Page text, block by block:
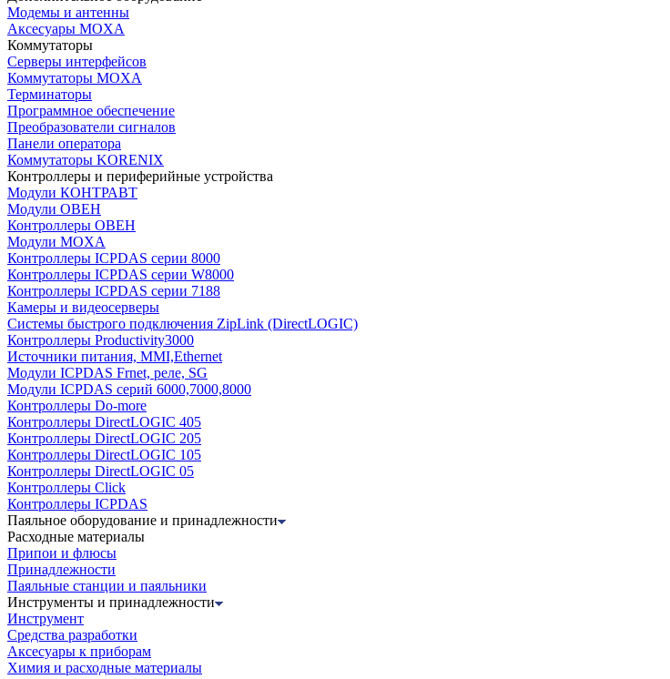
Модемы и антенны
Аксесуары MOXA
Коммутаторы
Серверы интерфейсов
Коммутаторы MOXA
Терминаторы
Программное обеспечение
Преобразователи сигналов
Панели оператора
Коммутаторы KORENIX
Контроллеры и периферийные устройства
Модули КОНТРАВТ
Модули ОВЕН
Контроллеры ОВЕН
Модули MOXA
Контроллеры ICPDAS серии 8000
Контроллеры ICPDAS серии W8000
Контроллеры ICPDAS серии 7188
Камеры и видеосерверы
Системы быстрого подключения ZipLink (DirectLOGIC)
Контроллеры Productivity3000
Источники питания, MMI,Ethernet
Модули ICPDAS Frnet, реле, SG
Модули ICPDAS серий 6000,7000,8000
Контроллеры Do-more
Контроллеры DirectLOGIC 405
Контроллеры DirectLOGIC 205
Контроллеры DirectLOGIC 105
Контроллеры DirectLOGIC 05
Контроллеры Click
Контроллеры ICPDAS
Паяльное оборудование и принадлежности
Расходные материалы
Припои и флюсы
Принадлежности
Паяльные станции и паяльники
Инструменты и принадлежности
Инструмент
Средства разработки
Аксесуары к приборам
Химия и расходные материалы